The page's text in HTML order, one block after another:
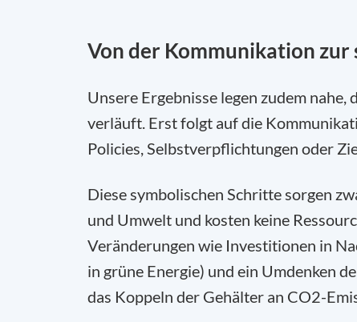
Von der Kommunikation
Unsere Ergebnisse legen zudem
verläuft. Erst folgt auf die
Policies, Selbstverpflichtungen oder
Diese symbolischen Schritte sorgen
und Umwelt und kosten keine
Veränderungen wie Investitionen in
in grüne Energie) und ein Umdenken
das Koppeln der Gehälter an CO2-